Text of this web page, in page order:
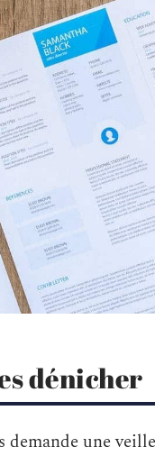
dénicher
demande une